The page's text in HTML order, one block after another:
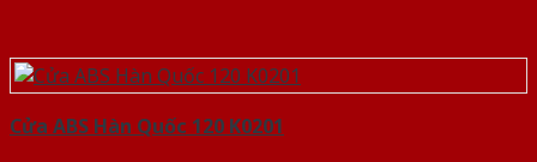
Cửa ABS Hàn Quốc 120 K0201